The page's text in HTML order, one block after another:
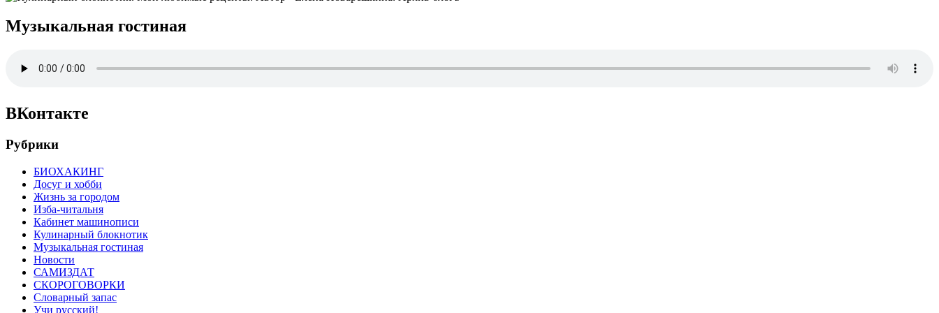
Музыкальная гостиная
ВКонтакте
Рубрики
БИОХАКИНГ
Досуг и хобби
Жизнь за городом
Изба-читальня
Кабинет машинописи
Кулинарный блокнотик
Музыкальная гостиная
Новости
САМИЗДАТ
СКОРОГОВОРКИ
Словарный запас
Учи русский!